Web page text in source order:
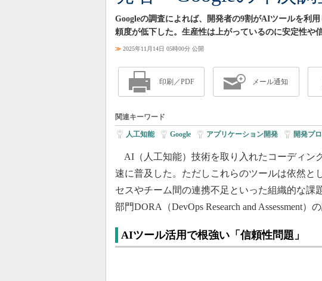
Googleの調査によれば、開発者の9割がAIツールを利
頼度が低下した。生産性は上がっているのに安定性や
≫ 2025年11月14日 05時00分 公開
印刷／PDF メール通知
関連キーワード
人工知能| Google アプリケーション開発 開発プ
AI（人工知能）技術を取り入れたコーディン
速に普及した。ただしこれらのツールは依然と
セスやチーム間の連携不足といった組織的な課
部門DORA（DevOps Research and Assessment）
AIツール活用で根強い「信頼性問題」